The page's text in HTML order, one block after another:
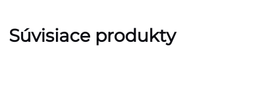
Súvisiace produkty